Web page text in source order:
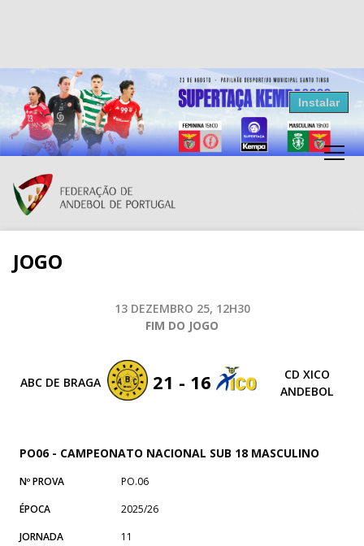
Resultados Andebol
Federação de Andebol de Portugal
Grátis - Disponivel na Play Store
Instalar
JOGO
13 DEZEMBRO 25, 12H30
FIM DO JOGO
ABC DE BRAGA 21 - 16
CD XICO
ANDEBOL
PO06 - CAMPEONATO NACIONAL SUB 18 MASCULINO
Nº PROVA
PO.06
ÉPOCA
2025/26
JORNADA
11